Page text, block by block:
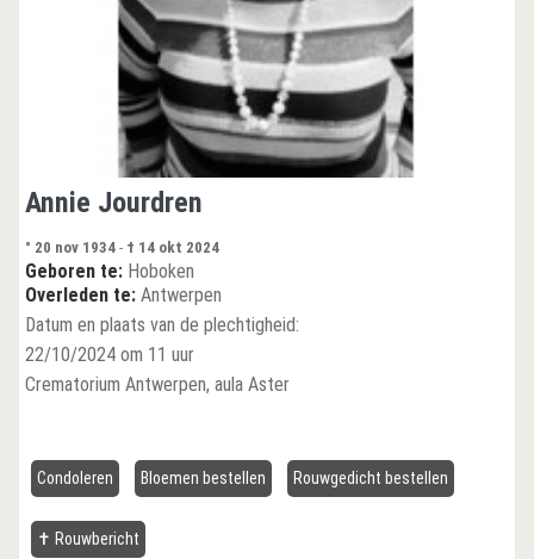
Annie Jourdren
° 20 nov 1934 - † 14 okt 2024
Geboren te: Hoboken
Overleden te: Antwerpen
Datum en plaats van de plechtigheid:
22/10/2024 om 11 uur
Crematorium Antwerpen, aula Aster
Condoleren Bloemen bestellen Rouwgedicht bestellen
✝ Rouwbericht